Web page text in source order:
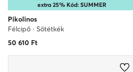
extra 25% Kód: SUMMER
Pikolinos
Félcipő · Sötétkék
50 610Ft